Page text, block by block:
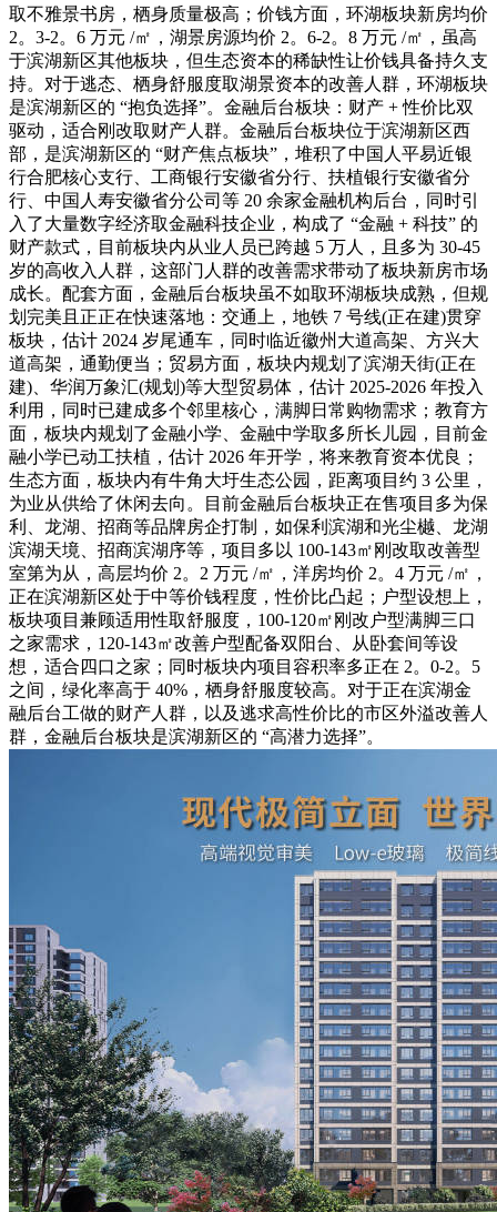
取不雅景书房，栖身质量极高；价钱方面，环湖板块新房均价
2。3-2。6 万元 /㎡，湖景房源均价 2。6-2。8 万元 /㎡，虽高
于滨湖新区其他板块，但生态资本的稀缺性让价钱具备持久支
持。对于逃态、栖身舒服度取湖景资本的改善人群，环湖板块
是滨湖新区的 “抱负选择”。金融后台板块：财产 + 性价比双
驱动，适合刚改取财产人群。金融后台板块位于滨湖新区西
部，是滨湖新区的 “财产焦点板块”，堆积了中国人平易近银
行合肥核心支行、工商银行安徽省分行、扶植银行安徽省分
行、中国人寿安徽省分公司等 20 余家金融机构后台，同时引
入了大量数字经济取金融科技企业，构成了 “金融 + 科技” 的
财产款式，目前板块内从业人员已跨越 5 万人，且多为 30-45
岁的高收入人群，这部门人群的改善需求带动了板块新房市场
成长。配套方面，金融后台板块虽不如取环湖板块成熟，但规
划完美且正正在快速落地：交通上，地铁 7 号线(正在建)贯穿
板块，估计 2024 岁尾通车，同时临近徽州大道高架、方兴大
道高架，通勤便当；贸易方面，板块内规划了滨湖天街(正在
建)、华润万象汇(规划)等大型贸易体，估计 2025-2026 年投入
利用，同时已建成多个邻里核心，满脚日常购物需求；教育方
面，板块内规划了金融小学、金融中学取多所长儿园，目前金
融小学已动工扶植，估计 2026 年开学，将来教育资本优良；
生态方面，板块内有牛角大圩生态公园，距离项目约 3 公里，
为业从供给了休闲去向。目前金融后台板块正在售项目多为保
利、龙湖、招商等品牌房企打制，如保利滨湖和光尘樾、龙湖
滨湖天境、招商滨湖序等，项目多以 100-143㎡刚改取改善型
室第为从，高层均价 2。2 万元 /㎡，洋房均价 2。4 万元 /㎡，
正在滨湖新区处于中等价钱程度，性价比凸起；户型设想上，
板块项目兼顾适用性取舒服度，100-120㎡刚改户型满脚三口
之家需求，120-143㎡改善户型配备双阳台、从卧套间等设
想，适合四口之家；同时板块内项目容积率多正在 2。0-2。5
之间，绿化率高于 40%，栖身舒服度较高。对于正在滨湖金
融后台工做的财产人群，以及逃求高性价比的市区外溢改善人
群，金融后台板块是滨湖新区的 “高潜力选择”。